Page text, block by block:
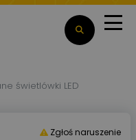
świetlówki LED
Zgłoś naruszenie